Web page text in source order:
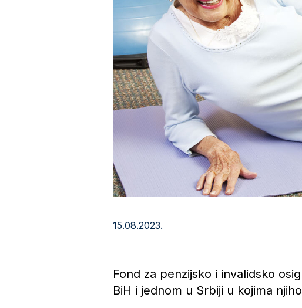
15.08.2023.
Fond za penzijsko i invalidsko
BiH i jednom u Srbiji u kojima